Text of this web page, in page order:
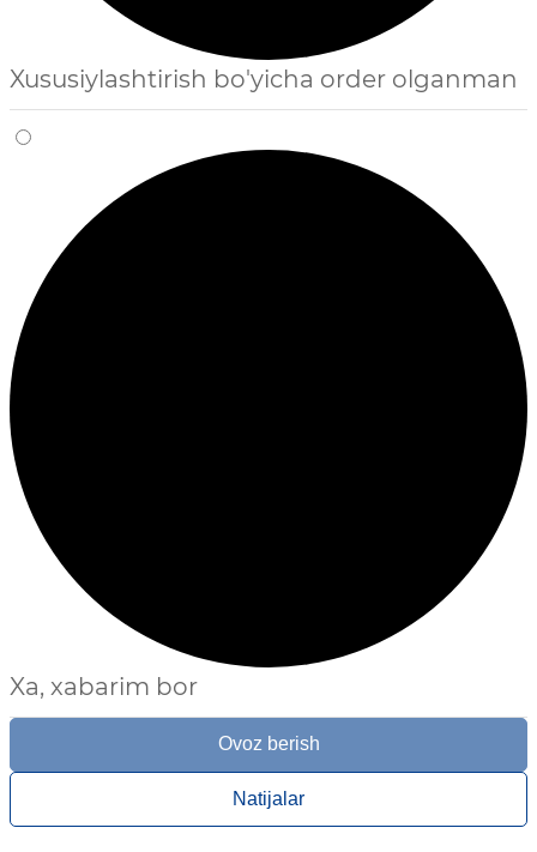
Xususiylashtirish bo'yicha order olganman
Xa, xabarim bor
Ovoz berish
Natijalar